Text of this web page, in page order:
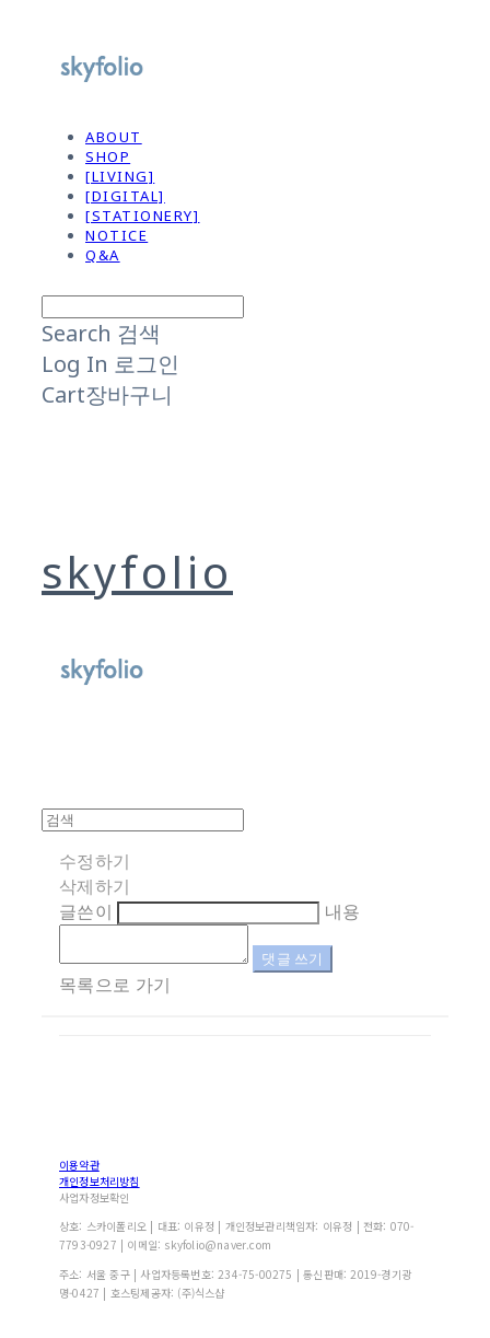
ABOUT
SHOP
[LIVING]
[DIGITAL]
[STATIONERY]
NOTICE
Q&A
Search 검색
Log In 로그인
Cart장바구니
skyfolio
수정하기
삭제하기
글쓴이
내용
댓글 쓰기
목록으로 가기
이용약관
개인정보처리방침
사업자정보확인
상호: 스카이폴리오 | 대표: 이유정 | 개인정보관리책임자: 이유정 | 전화: 070-
7793-0927 | 이메일: skyfolio@naver.com
주소: 서울 중구 | 사업자등록번호: 234-75-00275 | 통신판매: 2019-경기광
명-0427 | 호스팅제공자: (주)식스샵